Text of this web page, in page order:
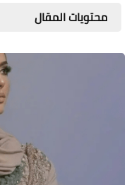
محتويات المقال